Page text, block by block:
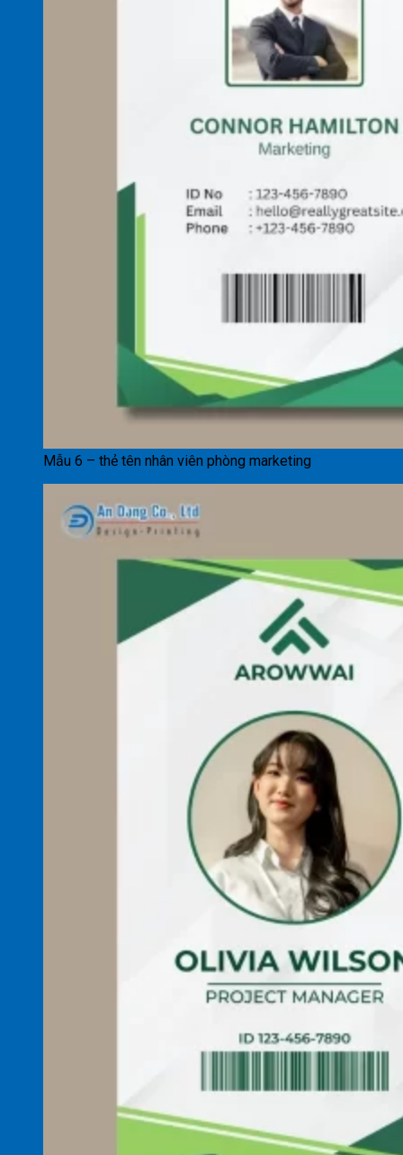
Mẫu 6 – thẻ tên nhân viên phòng marketing